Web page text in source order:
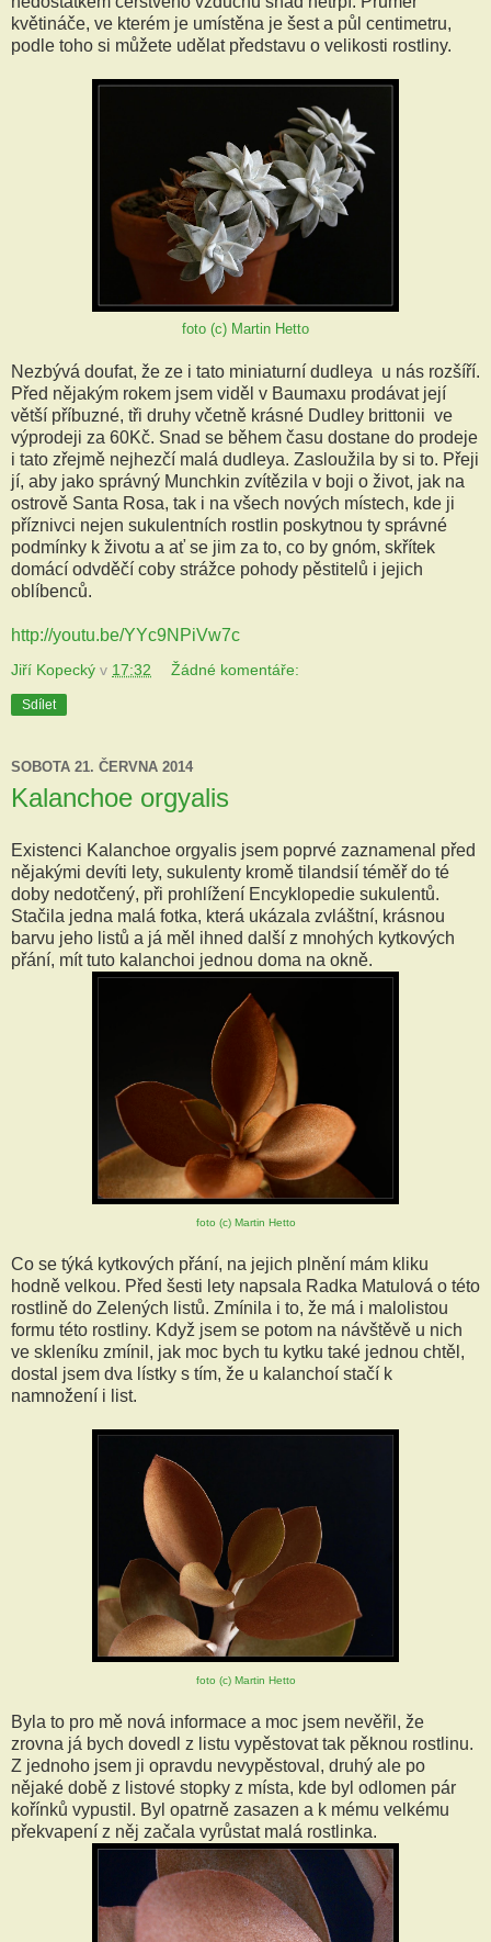
květináče, ve kterém je umístěna je šest a půl centimetru,
podle toho si můžete udělat představu o velikosti rostliny.
foto (c) Martin Hetto
Nezbývá doufat, že ze i tato miniaturní dudleya u nás rozšíří.
Před nějakým rokem jsem viděl v Baumaxu prodávat její
větší příbuzné, tři druhy včetně krásné Dudley brittonii ve
výprodeji za 60Kč. Snad se během času dostane do prodeje
i tato zřejmě nejhezčí malá dudleya. Zasloužila by si to. Přeji
jí, aby jako správný Munchkin zvítězila v boji o život, jak na
ostrově Santa Rosa, tak i na všech nových místech, kde ji
příznivci nejen sukulentních rostlin poskytnou ty správné
podmínky k životu a ať se jim za to, co by gnóm, skřítek
domácí odvděčí coby strážce pohody pěstitelů i jejich
oblíbenců.
http://youtu.be/YYc9NPiVw7c
Jiří Kopecký v 17:32 Žádné komentáře:
Sdílet
SOBOTA 21. ČERVNA 2014
Kalanchoe orgyalis
Existenci Kalanchoe orgyalis jsem poprvé zaznamenal před
nějakými devíti lety, sukulenty kromě tilandsií téměř do té
doby nedotčený, při prohlížení Encyklopedie sukulentů.
Stačila jedna malá fotka, která ukázala zvláštní, krásnou
barvu jeho listů a já měl ihned další z mnohých kytkových
přání, mít tuto kalanchoi jednou doma na okně.
foto (c) Martin Hetto
Co se týká kytkových přání, na jejich plnění mám kliku
hodně velkou. Před šesti lety napsala Radka Matulová o této
rostlině do Zelených listů. Zmínila i to, že má i malolistou
formu této rostliny. Když jsem se potom na návštěvě u nich
ve skleníku zmínil, jak moc bych tu kytku také jednou chtěl,
dostal jsem dva lístky s tím, že u kalanchoí stačí k
namnožení i list.
foto (c) Martin Hetto
Byla to pro mě nová informace a moc jsem nevěřil, že
zrovna já bych dovedl z listu vypěstovat tak pěknou rostlinu.
Z jednoho jsem ji opravdu nevypěstoval, druhý ale po
nějaké době z listové stopky z místa, kde byl odlomen pár
kořínků vypustil. Byl opatrně zasazen a k mému velkému
překvapení z něj začala vyrůstat malá rostlinka.